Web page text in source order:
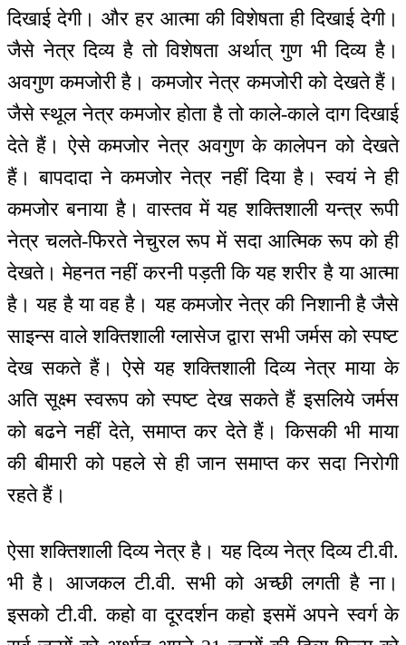
दिखाई देगी। और हर आत्मा की विशेषता ही दिखाई देगी।
जैसे नेत्र दिव्य है तो विशेषता अर्थात् गुण भी दिव्य है।
अवगुण कमजोरी है। कमजोर नेत्र कमजोरी को देखते हैं।
जैसे स्थूल नेत्र कमजोर होता है तो काले-काले दाग दिखाई
देते हैं। ऐसे कमजोर नेत्र अवगुण के कालेपन को देखते
हैं। बापदादा ने कमजोर नेत्र नहीं दिया है। स्वयं ने ही
कमजोर बनाया है। वास्तव में यह शक्तिशाली यन्‍त्र रूपी
नेत्र चलते-फिरते नेचुरल रूप में सदा आत्मिक रूप को ही
देखते। मेहनत नहीं करनी पड़ती कि यह शरीर है या आत्मा
है। यह है या वह है। यह कमजोर नेत्र की निशानी है जैसे
साइन्स वाले शक्तिशाली ग्लासेज द्वारा सभी जर्मस को स्पष्ट
देख सकते हैं। ऐसे यह शक्तिशाली दिव्य नेत्र माया के
अति सूक्ष्म स्वरूप को स्पष्ट देख सकते हैं इसलिये जर्मस
को बढने नहीं देते, समाप्त कर देते हैं। किसकी भी माया
की बीमारी को पहले से ही जान समाप्त कर सदा निरोगी
रहते हैं।
ऐसा शक्तिशाली दिव्य नेत्र है। यह दिव्य नेत्र दिव्य टी.वी.
भी है। आजकल टी.वी. सभी को अच्छी लगती है ना।
इसको टी.वी. कहो वा दूरदर्शन कहो इसमें अपने स्वर्ग के